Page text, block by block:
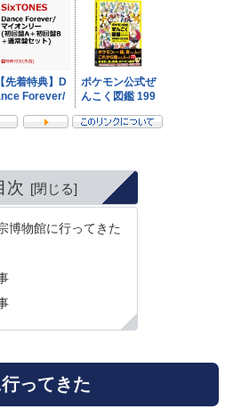
次
博物館に行ってきた
ってきた